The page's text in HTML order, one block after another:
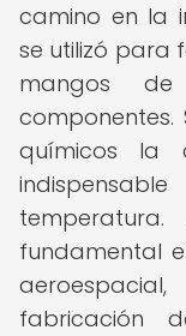
camino en la
se utilizó para
mangos de
químicos la
fundamental
fabricación